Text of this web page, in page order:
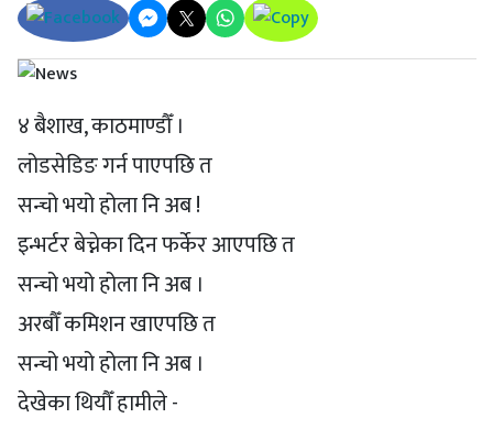
४ बैशाख, काठमाण्डौँ ।
लोडसेडिङ गर्न पाएपछि त
सन्चो भयो होला नि अब !
इन्भर्टर बेच्नेका दिन फर्केर आएपछि त
सन्चो भयो होला नि अब ।
अरबौँ कमिशन खाएपछि त
सन्चो भयो होला नि अब ।
देखेका थियौँ हामीले -